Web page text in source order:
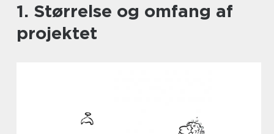
1. Størrelse og omfang af
projektet